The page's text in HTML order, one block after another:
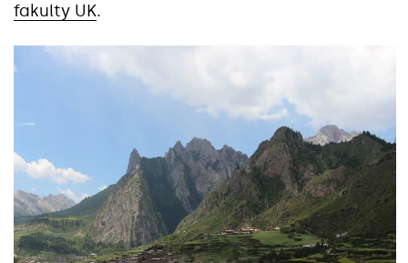
fakulty UK.